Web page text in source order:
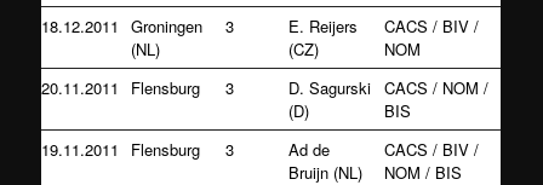
18.12.2011
Groningen
(NL)
3
E. Reijers
(CZ)
CACS / BIV /
NOM
20.11.2011
Flensburg 3
D. Sagurski
(D)
CACS / NOM /
BIS
19.11.2011
Flensburg 3
Ad de
Bruijn (NL)
CACS / BIV /
NOM / BIS